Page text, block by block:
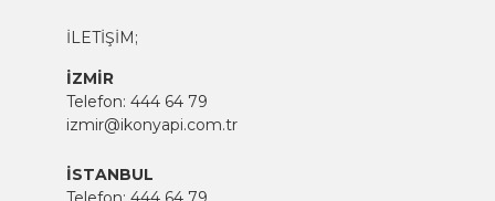
İLETİŞİM;
İZMİR
Telefon: 444 64 79
izmir@ikonyapi.com.tr
İSTANBUL